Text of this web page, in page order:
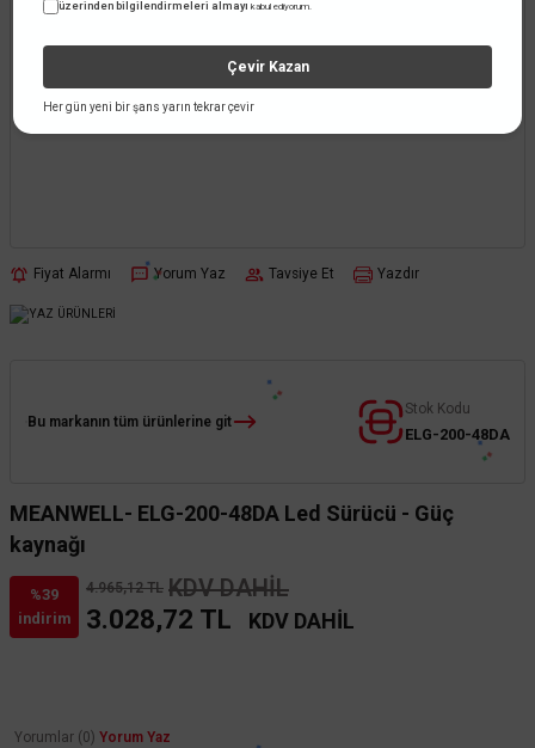
Fiyat Alarmı Yorum Yaz Tavsiye Et Yazdır
Bu markanın tüm ürünlerine git
Stok Kodu
ELG-200-48DA
MEANWELL- ELG-200-48DA Led Sürücü - Güç
kaynağı
%39
indirim
4.965,12 TL KDV DAHİL
3.028,72 TL KDV DAHİL
Yorumlar (0) Yorum Yaz
üzerinden bilgilendirmeleri almayı kabul ediyorum.
Çevir Kazan
Her gün yeni bir şans yarın tekrar çevir